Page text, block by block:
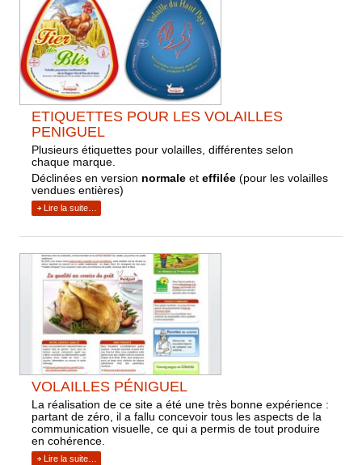
ETIQUETTES POUR LES VOLAILLES
PENIGUEL
Plusieurs étiquettes pour volailles, différentes selon
chaque marque.
Déclinées en version normale et effilée (pour les volailles
vendues entières)
Lire la suite…
VOLAILLES PÉNIGUEL
La réalisation de ce site a été une très bonne expérience :
partant de zéro, il a fallu concevoir tous les aspects de la
communication visuelle, ce qui a permis de tout produire
en cohérence.
Lire la suite…